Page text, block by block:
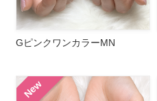
GピンクワンカラーMN
New